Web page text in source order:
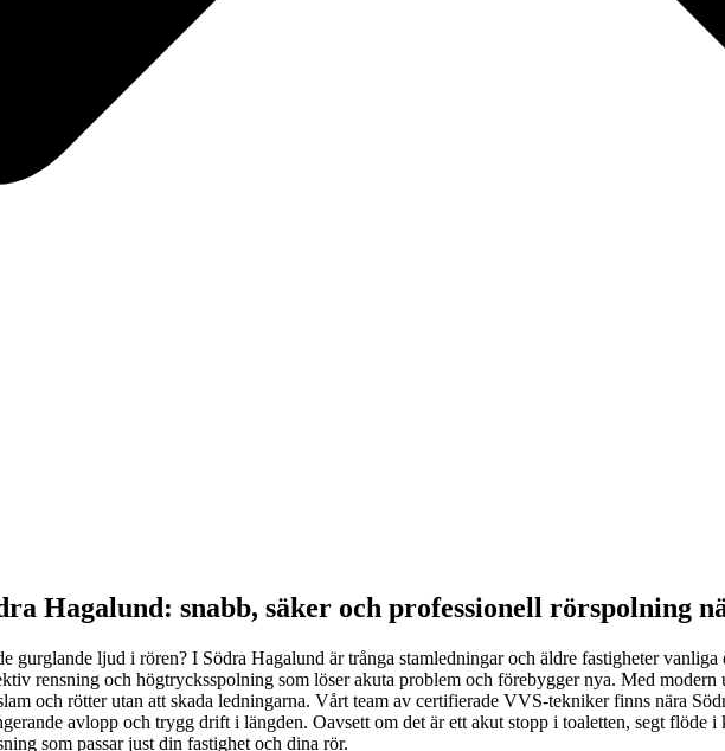
Hagalund: snabb, säker och professionell rörspolning
gurglande ljud i rören? I Södra Hagalund är trånga stamledningar och äldre fastigheter
rensning och högtrycksspolning som löser akuta problem och förebygger nya. Med
och rötter utan att skada ledningarna. Vårt team av certifierade VVS-tekniker finns nära
avlopp och trygg drift i längden. Oavsett om det är ett akut stopp i toaletten, segt flöde
som passar just din fastighet och dina rör.